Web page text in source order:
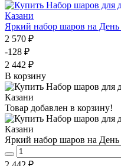
Яркий набор шаров на
2 570 ₽
-128 ₽
2 442 ₽
В корзину
Товар добавлен в корзину!
Яркий набор шаров на